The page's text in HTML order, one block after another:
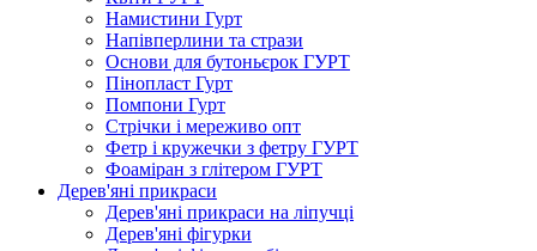
Намистини Гурт
Напівперлини та стрази
Основи для бутоньєрок ГУРТ
Пінопласт Гурт
Помпони Гурт
Стрічки і мереживо опт
Фетр і кружечки з фетру ГУРТ
Фоаміран з глітером ГУРТ
Дерев'яні прикраси
Дерев'яні прикраси на ліпучці
Дерев'яні фігурки